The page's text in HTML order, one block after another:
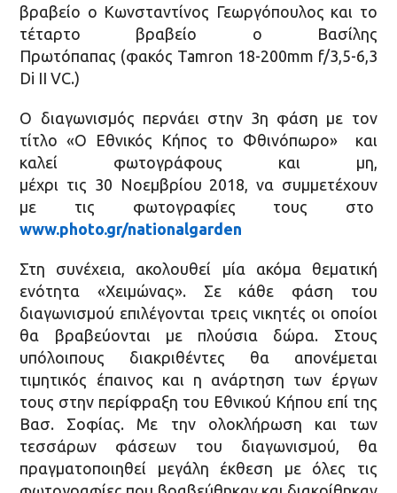
βραβείο ο Κωνσταντίνος Γεωργόπουλος και το
τέταρτο βραβείο ο Βασίλης
Πρωτόπαπας (φακός Tamron 18-200mm f/3,5-6,3
Di II VC.)
Ο διαγωνισμός περνάει στην 3η φάση με τον
τίτλο «Ο Εθνικός Κήπος το Φθινόπωρο» και
καλεί φωτογράφους και μη,
μέχρι τις 30 Νοεμβρίου 2018, να συμμετέχουν
με τις φωτογραφίες τους στο
www.photo.gr/nationalgarden
Στη συνέχεια, ακολουθεί μία ακόμα θεματική
ενότητα «Χειμώνας». Σε κάθε φάση του
διαγωνισμού επιλέγονται τρεις νικητές οι οποίοι
θα βραβεύονται με πλούσια δώρα. Στους
υπόλοιπους διακριθέντες θα απονέμεται
τιμητικός έπαινος και η ανάρτηση των έργων
τους στην περίφραξη του Εθνικού Κήπου επί της
Βασ. Σοφίας. Με την ολοκλήρωση και των
τεσσάρων φάσεων του διαγωνισμού, θα
πραγματοποιηθεί μεγάλη έκθεση με όλες τις